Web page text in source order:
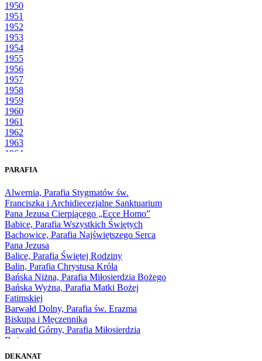
1950
1951
1952
1953
1954
1955
1956
1957
1958
1959
1960
1961
1962
1963
1964
1966
1968
1969
1970
1971
1972
1973
1974
1975
1976
1977
1978
1979
1980
1981
1983
PARAFIA
Alwernia, Parafia Stygmatów św.
Franciszka i Archidiecezjalne Sanktuarium
Pana Jezusa Cierpiącego „Ecce Homo”
Babice, Parafia Wszystkich Świętych
Bachowice, Parafia Najświętszego Serca
Pana Jezusa
Balice, Parafia Świętej Rodziny
Balin, Parafia Chrystusa Króla
Bańska Niżna, Parafia Miłosierdzia Bożego
Bańska Wyżna, Parafia Matki Bożej
Fatimskiej
Barwałd Dolny, Parafia św. Erazma
Biskupa i Męczennika
Barwałd Górny, Parafia Miłosierdzia
Bożego
DEKANAT